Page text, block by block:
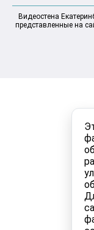
Видеостена
представленные на